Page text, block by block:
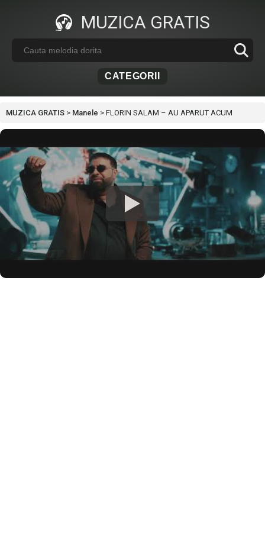
MUZICA GRATIS
CATEGORII
MUZICA GRATIS > Manele > FLORIN SALAM – AU APARUT ACUM